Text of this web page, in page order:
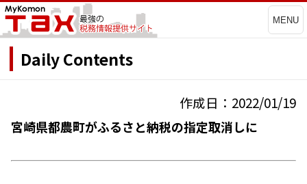
MENU
Daily Contents
作成日：2022/01/19
宮崎県都農町がふるさと納税の指定取消しに